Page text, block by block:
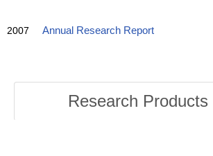
2007 Annual Research Report
Research Products